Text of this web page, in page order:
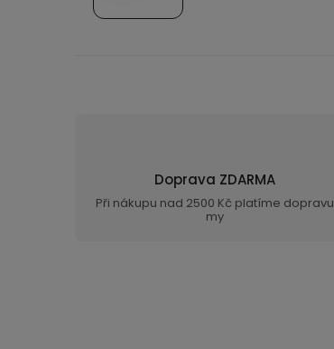
Doprava ZDARMA
Při nákupu nad 2500 Kč platíme dopravu
my